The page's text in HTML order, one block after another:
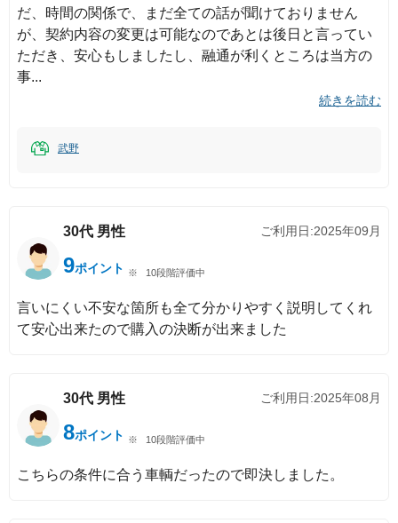
だ、時間の関係で、まだ全ての話が聞けておりません
が、契約内容の変更は可能なのであとは後日と言ってい
ただき、安心もしましたし、融通が利くところは当方の
事
続きを読む
武野
30代 男性 ご利用日:2025年09月
9ポイント 10段階評価中
言いにくい不安な箇所も全て分かりやすく説明してくれ
て安心出来たので購入の決断が出来ました
30代 男性 ご利用日:2025年08月
8ポイント 10段階評価中
こちらの条件に合う車輌だったので即決しました。